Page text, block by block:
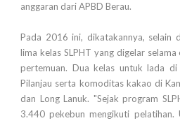
anggaran dari APBD Berau.
Pada 2016 ini, dikatakannya, selain
lima kelas SLPHT yang digelar
pertemuan. Dua kelas untuk lada
Pilanjau serta komoditas kakao di
dan Long Lanuk. "Sejak program
3.440 pekebun mengikuti pelatihan.